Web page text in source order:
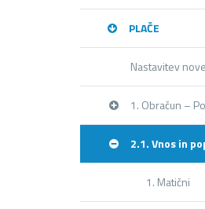
PLAČE
Nastavitev
1. Obračun –
2.1. Vnos in
1. Matični